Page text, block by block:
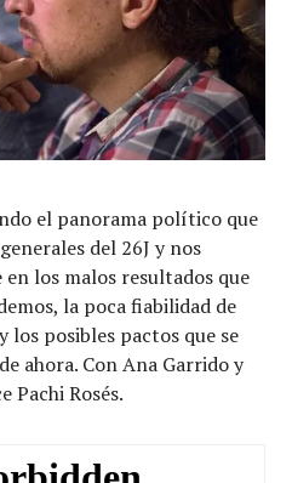
el panorama político que
del 26J y nos
los malos resultados que
la poca fiabilidad de
los posibles pactos que se
ahora. Con Ana Garrido y
Pachi Rosés.